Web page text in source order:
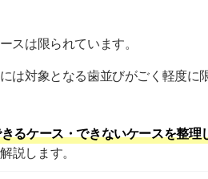
スは限られています。
は対象となる歯並びがごく軽度
るケース・できないケースを整
説します。